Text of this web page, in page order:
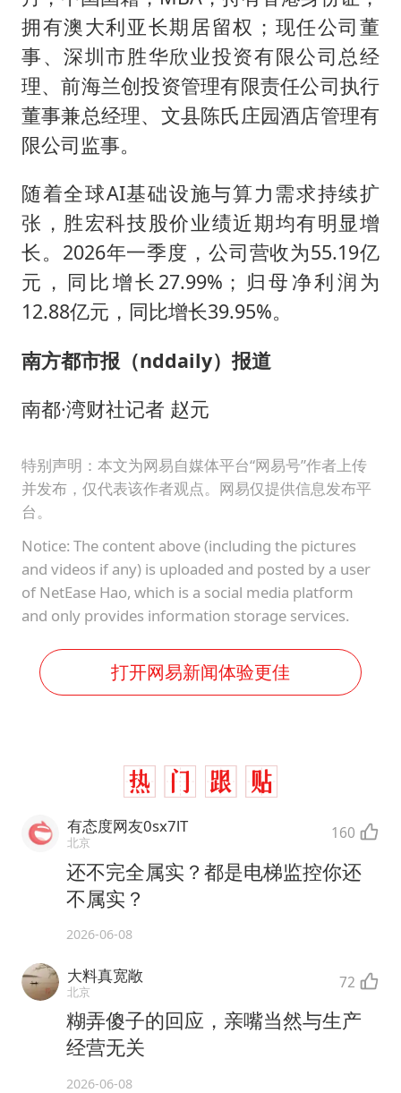
拥有澳大利亚长期居留权；现任公司董
事、深圳市胜华欣业投资有限公司总经
理、前海兰创投资管理有限责任公司执行
董事兼总经理、文县陈氏庄园酒店管理有
限公司监事。
随着全球AI基础设施与算力需求持续扩
张，胜宏科技股价业绩近期均有明显增
长。2026年一季度，公司营收为55.19亿
元，同比增长27.99%；归母净利润为
12.88亿元，同比增长39.95%。
南方都市报（nddaily）报道
南都·湾财社记者 赵元
特别声明：本文为网易自媒体平台“网易号”作者上传
并发布，仅代表该作者观点。网易仅提供信息发布平
台。
Notice: The content above (including the pictures
and videos if any) is uploaded and posted by a user
of NetEase Hao, which is a social media platform
and only provides information storage services.
打开网易新闻体验更佳
有态度网友0sx7lT
北京 160
还不完全属实？都是电梯监控你还
不属实？
2026-06-08
大料真宽敞
北京 72
糊弄傻子的回应，亲嘴当然与生产
经营无关
2026-06-08